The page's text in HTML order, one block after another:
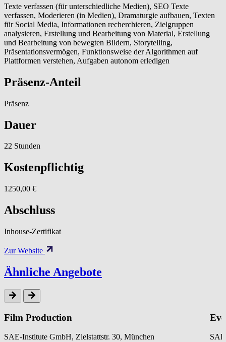
Texte verfassen (für unterschiedliche Medien), SEO Texte
verfassen, Moderieren (in Medien), Dramaturgie aufbauen, Texten
für Social Media, Informationen recherchieren, Zielgruppen
analysieren, Erstellung und Bearbeitung von Material, Erstellung
und Bearbeitung von bewegten Bildern, Storytelling,
Präsentationsvermögen, Funktionsweise der Algorithmen auf
Plattformen verstehen, Aufgaben autonom erledigen
Präsenz-Anteil
Präsenz
Dauer
22 Stunden
Kostenpflichtig
1250,00 €
Abschluss
Inhouse-Zertifikat
Zur Website
Ähnliche Angebote
Film Production
SAE-Institute GmbH, Zielstattstr. 30, München